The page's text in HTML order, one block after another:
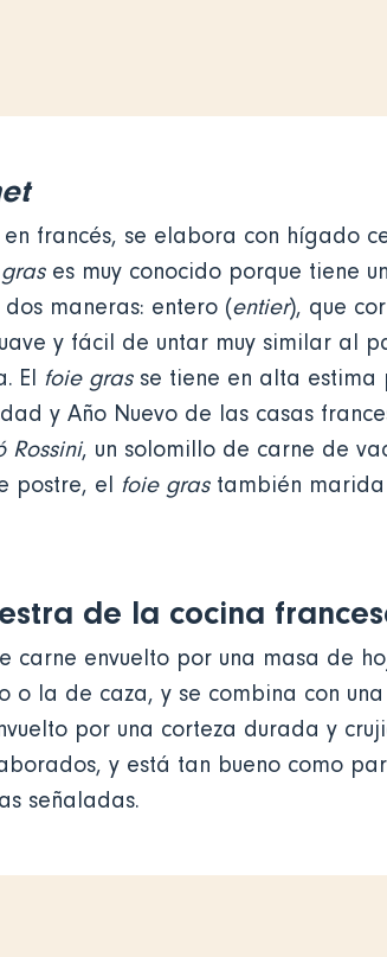
francés, se elabora con hígado
es muy conocido porque tiene
maneras: entero (entier), que
y fácil de untar muy similar al
El foie grasse tiene en alta estima
y Año Nuevo de las casas
Rossini, un solomillo de carne de
postre, el foie gras también
de la cocina
carne envuelto por una masa de
o la de caza, y se combina con
por una corteza durada y
y está tan bueno como
señaladas.